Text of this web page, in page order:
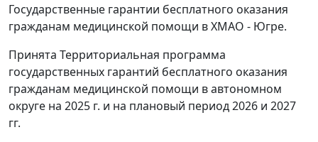
Государственные гарантии бесплатного оказания
гражданам медицинской помощи в ХМАО - Югре.
Принята Территориальная программа
государственных гарантий бесплатного оказания
гражданам медицинской помощи в автономном
округе на 2025 г. и на плановый период 2026 и 2027
гг.